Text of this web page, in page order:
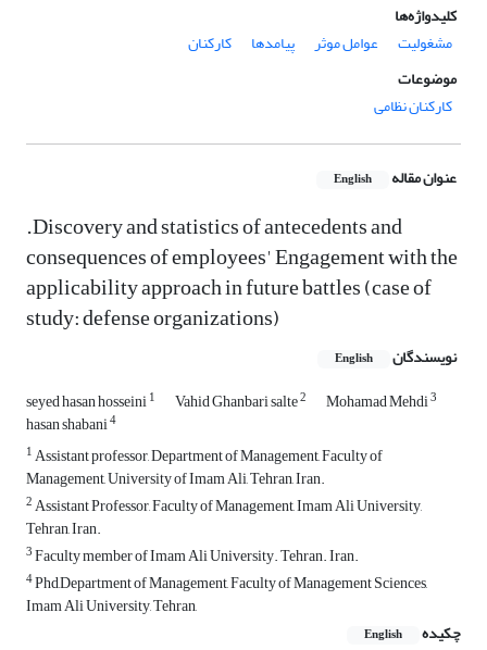
کلیدواژه‌ها
مشغولیت
عوامل موثر پیامدها
کارکنان
موضوعات
کارکنان نظامی
عنوان مقاله English
.Discovery and statistics of antecedents and
consequences of employees' Engagement with the
applicability approach in future battles (case of
study: defense organizations)
نویسندگان English
seyed hasan hosseini1 Vahid Ghanbari salte2 Mohamad Mehdi3
hasan shabani4
1Assistant professor, Department of Management, Faculty of
Management, University of Imam Ali, Tehran, Iran.
2Assistant Professor, Faculty of Management, Imam Ali University,
Tehran, Iran.
3Faculty member of Imam Ali University. Tehran. Iran.
4Phd,Department of Management, Faculty of Management Sciences,
Imam Ali University, Tehran,
چکیده
English